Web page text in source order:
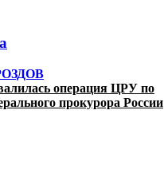
операция ЦРУ по
прокурора России